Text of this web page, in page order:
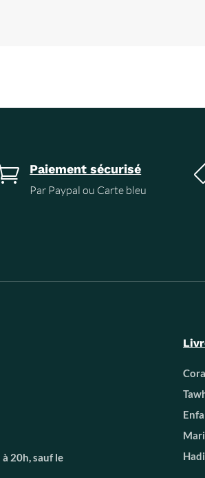
 Paiement sécurisé
Par Paypal ou Carte bleu
20h, sauf le